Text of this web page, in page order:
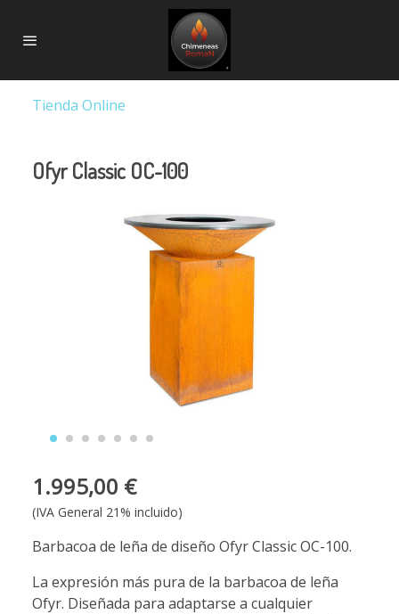
Tienda Online
Ofyr Classic OC-100
1.995,00 €
(IVA General 21% incluido)
Barbacoa de leña de diseño Ofyr Classic OC-100.
La expresión más pura de la barbacoa de leña
Ofyr. Diseñada para adaptarse a cualquier